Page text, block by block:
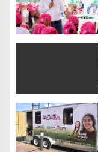
a
c
ó
n
d